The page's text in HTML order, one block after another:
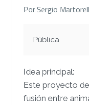
PorSergio
Pública
Idea principal:
Este proyecto
fusión entre